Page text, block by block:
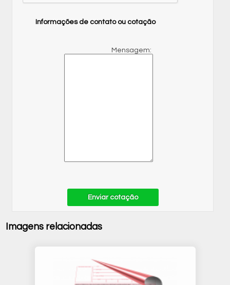
Informações de contato ou cotação
Mensagem:
Enviar cotação
Imagens relacionadas